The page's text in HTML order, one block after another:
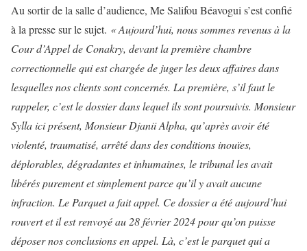
Au sortir de la salle d’audience, Me Salifou Béavogui s’est confié
à la presse sur le sujet. « Aujourd’hui, nous sommes revenus à la
Cour d’Appel de Conakry, devant la première chambre
correctionnelle qui est chargée de juger les deux affaires dans
lesquelles nos clients sont concernés. La première, s’il faut le
rappeler, c’est le dossier dans lequel ils sont poursuivis. Monsieur
Sylla ici présent, Monsieur Djanii Alpha, qu’après avoir été
violenté, traumatisé, arrêté dans des conditions inouïes,
déplorables, dégradantes et inhumaines, le tribunal les avait
libérés purement et simplement parce qu’il y avait aucune
infraction. Le Parquet a fait appel. Ce dossier a été aujourd’hui
rouvert et il est renvoyé au 28 février 2024 pour qu’on puisse
déposer nos conclusions en appel. Là, c’est le parquet qui a